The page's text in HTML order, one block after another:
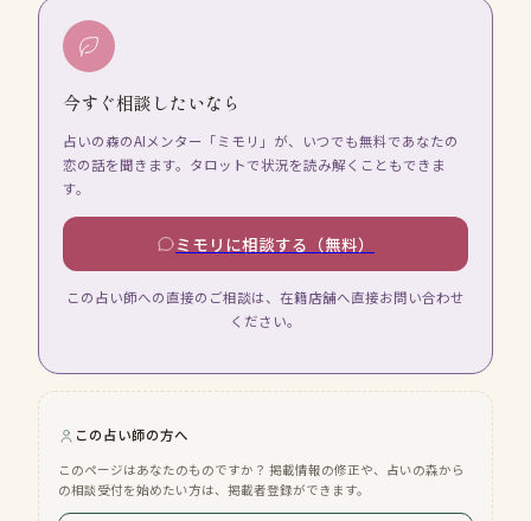
今すぐ相談したいなら
占いの森のAIメンター「ミモリ」が、いつでも無料であなたの
恋の話を聞きます。タロットで状況を読み解くこともできま
す。
ミモリに相談する（無料）
この占い師への直接のご相談は、在籍店舗へ直接お問い合わせ
ください。
この占い師の方へ
このページはあなたのものですか？ 掲載情報の修正や、占いの森から
の相談受付を始めたい方は、掲載者登録ができます。